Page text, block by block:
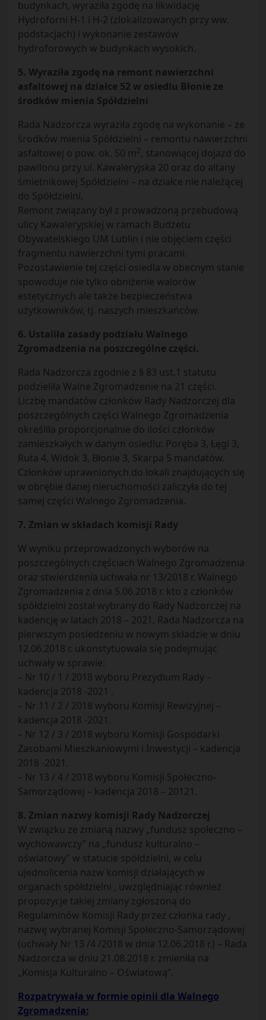
budynkach, wyraziła zgodę na likwidację
Hydroforni H-1 i H-2 (zlokalizowanych przy ww.
podstacjach) i wykonanie zestawów
hydroforowych w budynkach wysokich.
5. Wyraziła zgodę na remont nawierzchni
asfaltowej na działce 52 w osiedlu Błonie ze
środków mienia Spółdzielni
Rada Nadzorcza wyraziła zgodę na wykonanie – ze
środków mienia Spółdzielni – remontu nawierzchni
asfaltowej o pow. ok. 50 m2, stanowiącej dojazd do
pawilonu przy ul. Kawaleryjska 20 oraz do altany
śmietnikowej Spółdzielni – na działce nie należącej
do Spółdzielni.
Remont związany był z prowadzoną przebudową
ulicy Kawaleryjskiej w ramach Budżetu
Obywatelskiego UM Lublin i nie objęciem części
fragmentu nawierzchni tymi pracami.
Pozostawienie tej części osiedla w obecnym stanie
spowoduje nie tylko obniżenie walorów
estetycznych ale także bezpieczeństwa
użytkowników, tj. naszych mieszkańców.
6. Ustaliła zasady podziału Walnego
Zgromadzenia na poszczególne części.
Rada Nadzorcza zgodnie z § 83 ust.1 statutu
podzieliła Walne Zgromadzenie na 21 części.
Liczbę mandatów członków Rady Nadzorczej dla
poszczególnych części Walnego Zgromadzenia
określiła proporcjonalnie do ilości członków
zamieszkałych w danym osiedlu: Poręba 3, Łęgi 3,
Ruta 4, Widok 3, Błonie 3, Skarpa 5 mandatów.
Członków uprawnionych do lokali znajdujących się
w obrębie danej nieruchomości zaliczyła do tej
samej części Walnego Zgromadzenia.
7. Zmian w składach komisji Rady
W wyniku przeprowadzonych wyborów na
poszczególnych częściach Walnego Zgromadzenia
oraz stwierdzenia uchwała nr 13/2018 r. Walnego
Zgromadzenia z dnia 5.06.2018 r. kto z członków
spółdzielni został wybrany do Rady Nadzorczej na
kadencję w latach 2018 – 2021, Rada Nadzorcza na
pierwszym posiedzeniu w nowym składzie w dniu
12.06.2018 r. ukonstytuowała się podejmując
uchwały w sprawie:
– Nr 10 / 1 / 2018 wyboru Prezydium Rady –
kadencja 2018 -2021 .
– Nr 11 / 2 / 2018 wyboru Komisji Rewizyjnej –
kadencja 2018 -2021.
– Nr 12 / 3 / 2018 wyboru Komisji Gospodarki
Zasobami Mieszkaniowymi i Inwestycji – kadencja
2018 -2021.
– Nr 13 / 4 / 2018 wyboru Komisji Społeczno-
Samorządowej – kadencja 2018 – 20121.
8. Zmian nazwy komisji Rady Nadzorczej
W związku ze zmianą nazwy „fundusz społeczno –
wychowawczy” na „fundusz kulturalno –
oświatowy” w statucie spółdzielni, w celu
ujednolicenia nazw komisji działających w
organach spółdzielni , uwzględniając również
propozycje takiej zmiany zgłoszoną do
Regulaminów Komisji Rady przez członka rady ,
nazwę wybranej Komisji Społeczno-Samorządowej
(uchwały Nr 13 /4 /2018 w dnia 12.06.2018 r.) – Rada
Nadzorcza w dniu 21.08.2018 r. zmieniła na
„Komisja Kulturalno – Oświatową”.
Rozpatrywała w formie opinii dla Walnego
Zgromadzenia: